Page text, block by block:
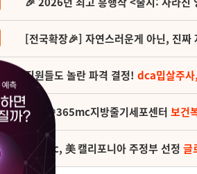
[전국확장🎉] 자연스러운게 아닌, 진짜
직원들도 놀란 파격 결정! dca밉살주
(축) 🎉365mc지방줄기세포센터 보건
365mc, 美 캘리포니아 주정부 선정 글